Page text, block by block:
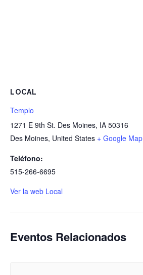
LOCAL
Templo
1271 E 9th St. Des Moines, IA 50316
Des Moines, United States + Google Map
Teléfono:
515-266-6695
Ver la web Local
Eventos Relacionados